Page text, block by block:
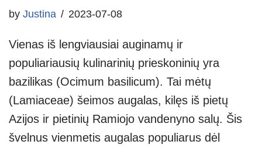
by Justina 2023-07-08
Vienas iš lengviausiai auginamų ir
populiariausių kulinarinių prieskoninių yra
bazilikas (Ocimum basilicum). Tai mėtų
(Lamiaceae) šeimos augalas, kilęs iš pietų
Azijos ir pietinių Ramiojo vandenyno salų. Šis
švelnus vienmetis augalas populiarus dėl